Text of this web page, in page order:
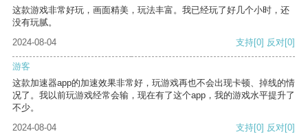
这款游戏非常好玩，画面精美，玩法丰富。我已经玩了好几个小时，还
没有玩腻。
2024-08-04
支持[0] 反对[0]
游客
这款加速器app的加速效果非常好，玩游戏再也不会出现卡顿、掉线的情
况了。我以前玩游戏经常会输，现在有了这个app，我的游戏水平提升了
不少。
2024-08-04
支持[0] 反对[0]